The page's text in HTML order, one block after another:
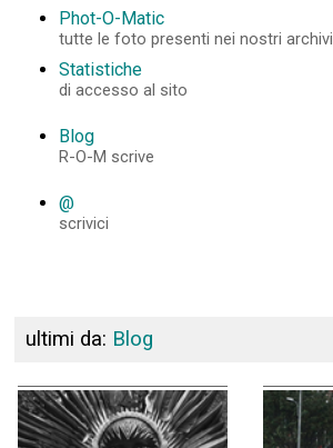
Phot-O-Matic
tutte le foto presenti nei nostri archivi
Statistiche
di accesso al sito
Blog
R-O-M scrive
@
scrivici
ultimi da: Blog